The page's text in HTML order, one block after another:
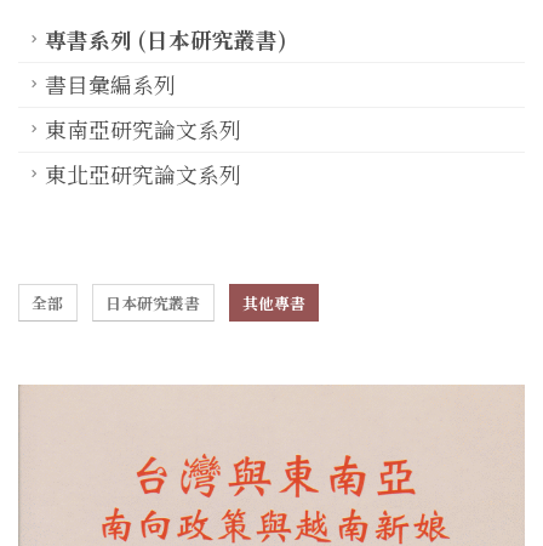
專書系列 (日本研究叢書)
書目彙編系列
東南亞研究論文系列
東北亞研究論文系列
全部 日本研究叢書 其他專書